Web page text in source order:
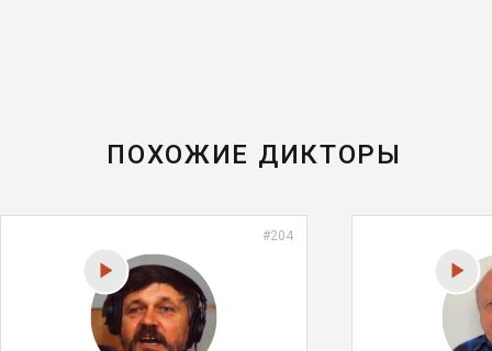
ПОХОЖИЕ ДИКТОРЫ
#204